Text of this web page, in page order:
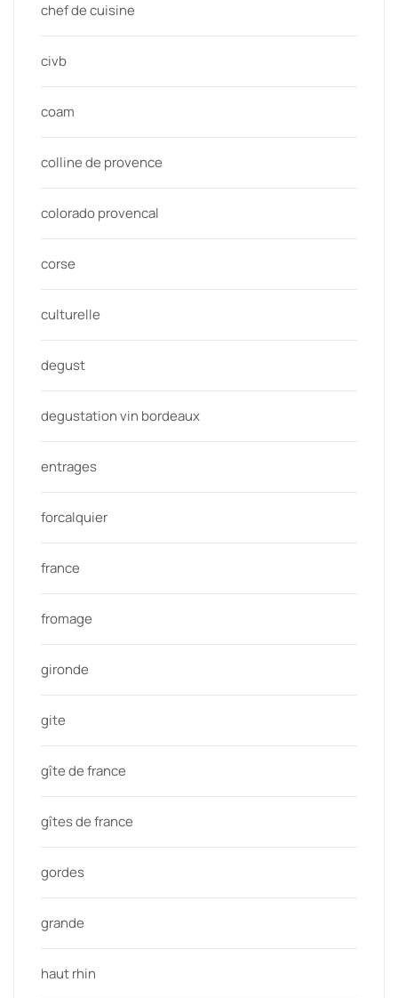
chef de cuisine
civb
coam
colline de provence
colorado provencal
corse
culturelle
degust
degustation vin bordeaux
entrages
forcalquier
france
fromage
gironde
gite
gîte de france
gîtes de france
gordes
grande
haut rhin